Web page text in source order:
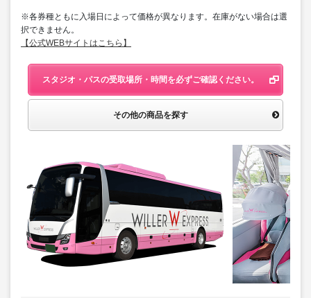
※各券種ともに入場日によって価格が異なります。在庫がない場合は選
択できません。
【公式WEBサイトはこちら】
スタジオ・パスの受取場所・時間を必ずご確認ください。
その他の商品を探す